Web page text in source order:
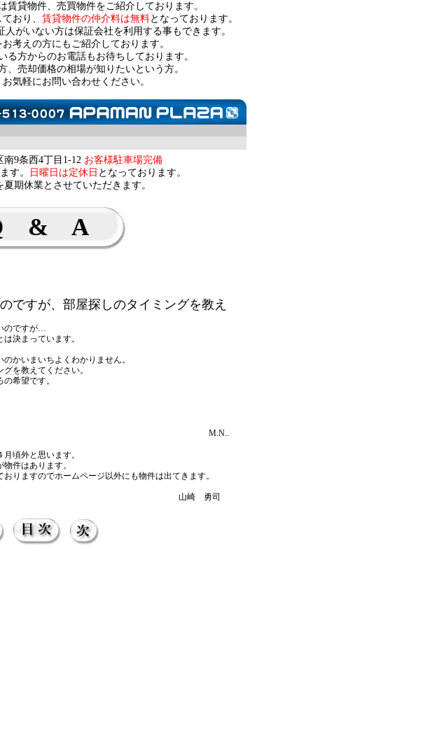
賃貸物件、売買物件をご紹介しております。
おり、 賃貸物件の仲介料は無料となっております。
がいない方は保証会社を利用する事もできます。
考えの方にもご紹介しております。
方からのお電話もお待ちしております。
売却価格の相場が知りたいという方。
気軽にお問い合わせください。
9条西4丁目1-12 お客様駐車場完備
す。 日曜日は定休日 となっております。
期休業とさせていただきます。
& A
ですが、部屋探しのタイミングを教え
のですが…
決まっています。
かいまいちよくわかりません。
を教えてください。
希望です。
M.N..
頃外と思います。
件はあります。
りますのでホームページ以外にも物件は出てきます。
山崎 勇司